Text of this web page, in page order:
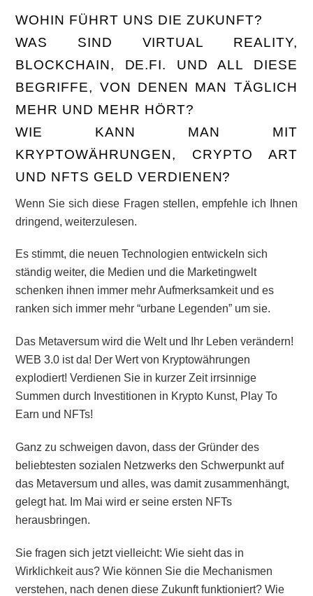
WOHIN FÜHRT UNS DIE ZUKUNFT?
WAS SIND VIRTUAL REALITY,
BLOCKCHAIN, DE.FI. UND ALL DIESE
BEGRIFFE, VON DENEN MAN TÄGLICH
MEHR UND MEHR HÖRT?
WIE KANN MAN MIT
KRYPTOWÄHRUNGEN, CRYPTO ART
UND NFTS GELD VERDIENEN?
Wenn Sie sich diese Fragen stellen, empfehle ich Ihnen
dringend, weiterzulesen.
Es stimmt, die neuen Technologien entwickeln sich
ständig weiter, die Medien und die Marketingwelt
schenken ihnen immer mehr Aufmerksamkeit und es
ranken sich immer mehr “urbane Legenden” um sie.
Das Metaversum wird die Welt und Ihr Leben verändern!
WEB 3.0 ist da! Der Wert von Kryptowährungen
explodiert! Verdienen Sie in kurzer Zeit irrsinnige
Summen durch Investitionen in Krypto Kunst, Play To
Earn und NFTs!
Ganz zu schweigen davon, dass der Gründer des
beliebtesten sozialen Netzwerks den Schwerpunkt auf
das Metaversum und alles, was damit zusammenhängt,
gelegt hat. Im Mai wird er seine ersten NFTs
herausbringen.
Sie fragen sich jetzt vielleicht: Wie sieht das in
Wirklichkeit aus? Wie können Sie die Mechanismen
verstehen, nach denen diese Zukunft funktioniert? Wie